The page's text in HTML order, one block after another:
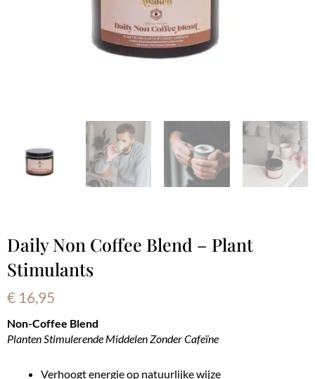
Daily Non Coffee Blend – Plant
Stimulants
€ 16,95
Non-Coffee Blend
Planten Stimulerende Middelen Zonder Cafeïne
Verhoogt energie op natuurlijke wijze